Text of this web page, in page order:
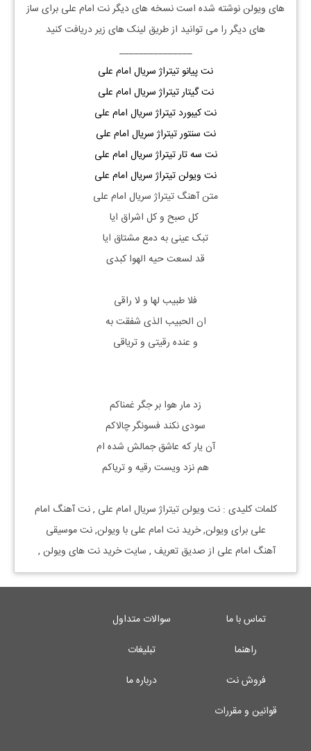
های ویولننوشته شده است نسخه های دیگر نت امام علی برای ساز
های دیگر را می توانید از طریق لینک های زیر دریافت کنید
_______________
نت پیانو تیتراژ سریال امام علی
نت گیتار تیتراژ سریال امام علی
نت کیبورد تیتراژ سریال امام علی
نت سنتور تیتراژ سریال امام علی
نت سه تار تیتراژ سریال امام علی
نت ویولن تیتراژ سریال امام علی
متن آهنگ تیتراژ سریال امام علی
کل صبح و کل اشراق ایا
تبک عینی به دمع مشتاق ایا
قد لسعت حیه الهوا کبدی
فلا طبیب لها و لا راقی
ان الحبیب الذی شفقت به
و عنده رقیتی و تریاقی
زد مار هوا بر جگر غمناکم
سودی نکند فسونگر چالاکم
آن یار که عاشق جمالش شده ام
هم نزد ویست رقیه و تریاکم
کلمات کلیدی : نت ویولنتیتراژ سریال امام علی , نت آهنگ امام
علی برای ویولن, خرید نت امام علی با ویولن, نت موسیقی
آهنگ امام علی ازصدیق تعریف , سایت خرید نت های ویولن ,
تماس با ما
سوالات متداول
راهنما
تبلیغات
فروش نت
درباره ما
قوانین و مقررات